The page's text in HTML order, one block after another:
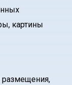
картины
размещения,